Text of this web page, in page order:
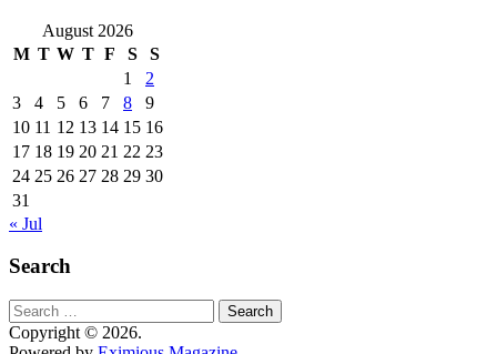
August 2026
M T W T F S
S
1
2
3
4 5 6 7 8
9
10 11 12 13 14 15 16
17 18 19 20 21 22 23
24 25 26 27 28 29 30
31
« Jul
Search
Search
for:
Copyright © 2026.